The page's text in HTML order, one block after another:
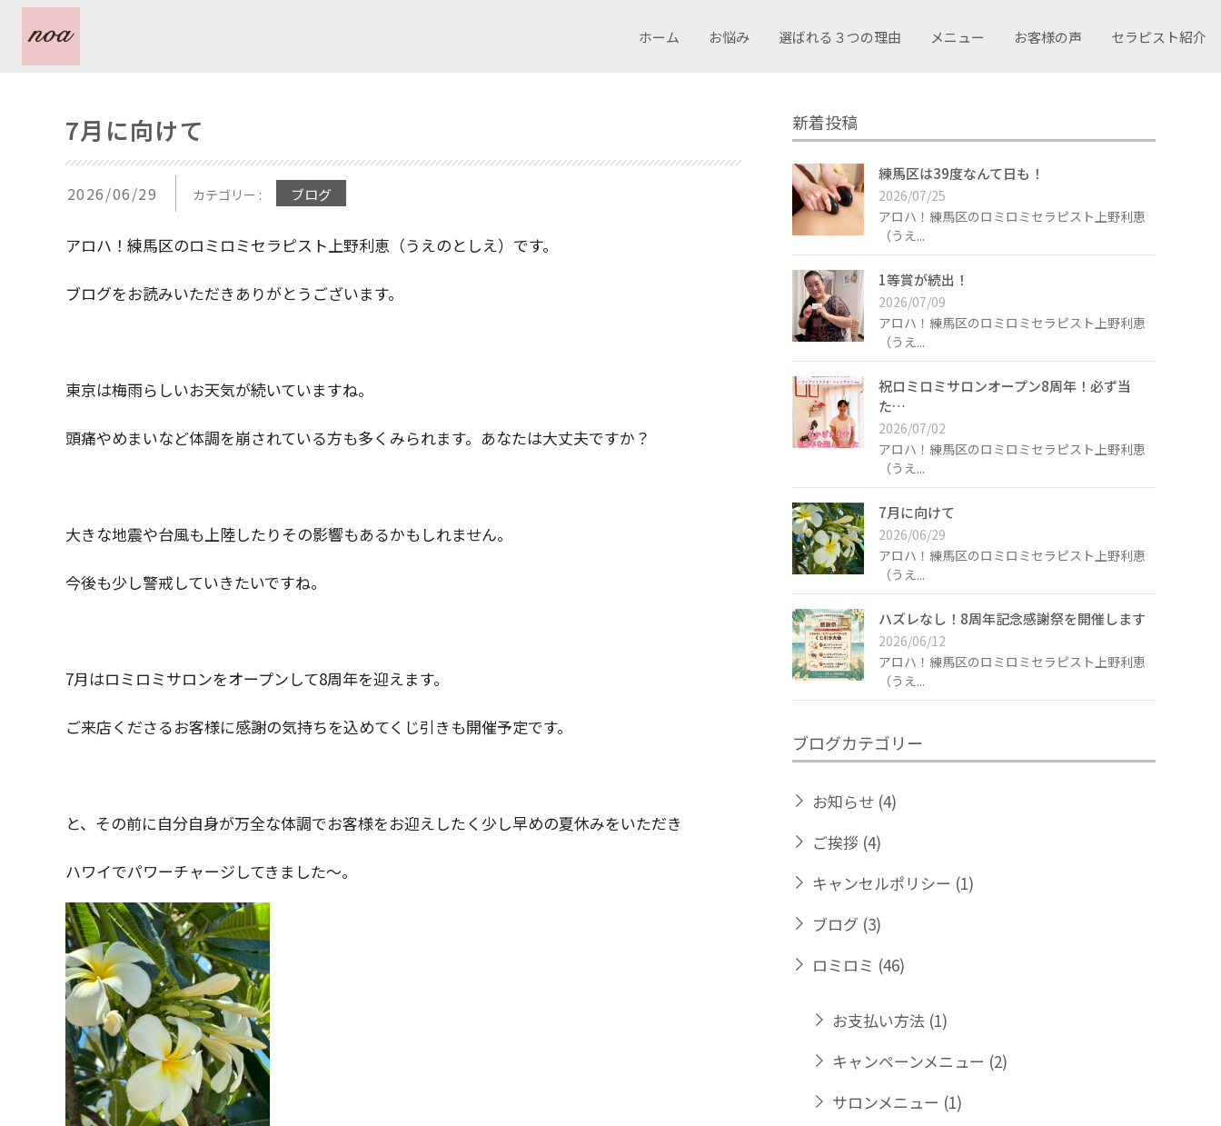
ホーム お悩み 選ばれる３つの理由 メニュー お客様の声 セラピスト紹介
7月に向けて
2026/06/29 カテゴリー : ブログ
アロハ！練馬区のロミロミセラピスト上野利恵（うえのとしえ）です。
ブログをお読みいただきありがとうございます。
東京は梅雨らしいお天気が続いていますね。
頭痛やめまいなど体調を崩されている方も多くみられます。あなたは大丈夫ですか？
大きな地震や台風も上陸したりその影響もあるかもしれません。
今後も少し警戒していきたいですね。
7月はロミロミサロンをオープンして8周年を迎えます。
ご来店くださるお客様に感謝の気持ちを込めてくじ引きも開催予定です。
と、その前に自分自身が万全な体調でお客様をお迎えしたく少し早めの夏休みをいただき
ハワイでパワーチャージしてきました〜。
新着投稿
練馬区は39度なんて日も！
2026/07/25
アロハ！練馬区のロミロミセラピスト上野利恵
（うえ...
1等賞が続出！
2026/07/09
アロハ！練馬区のロミロミセラピスト上野利恵
（うえ...
祝ロミロミサロンオープン8周年！必ず当
た…
2026/07/02
アロハ！練馬区のロミロミセラピスト上野利恵
（うえ...
7月に向けて
2026/06/29
アロハ！練馬区のロミロミセラピスト上野利恵
（うえ...
ハズレなし！8周年記念感謝祭を開催します
2026/06/12
アロハ！練馬区のロミロミセラピスト上野利恵
（うえ...
ブログカテゴリー
お知らせ (4)
ご挨拶 (4)
キャンセルポリシー (1)
ブログ (3)
ロミロミ (46)
お支払い方法 (1)
キャンペーンメニュー (2)
サロンメニュー (1)